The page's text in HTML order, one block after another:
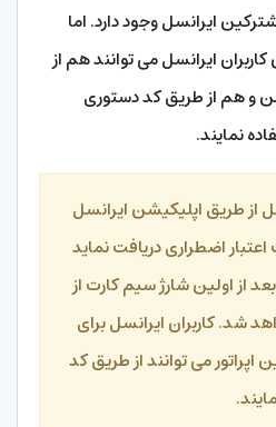
ایرانسل وجود دارد. اما
ایرانسل می توانند هم از
و هم از طریق کد دستوری
نمایند.
از طریق اپلیکیشن ایرانسل
اضطراری دریافت نماید
مازاد بعد از اولین شارژ سیم کارت از
کاربران ایرانسل برای
اپراتور می توانند از طریق کد